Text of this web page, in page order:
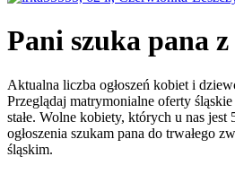
Pani szuka pana z
Aktualna liczba ogłoszeń kobiet i
Przeglądaj matrymonialne oferty
stałe. Wolne kobiety, których u nas jest
ogłoszenia szukam pana do trwałego
śląskim.